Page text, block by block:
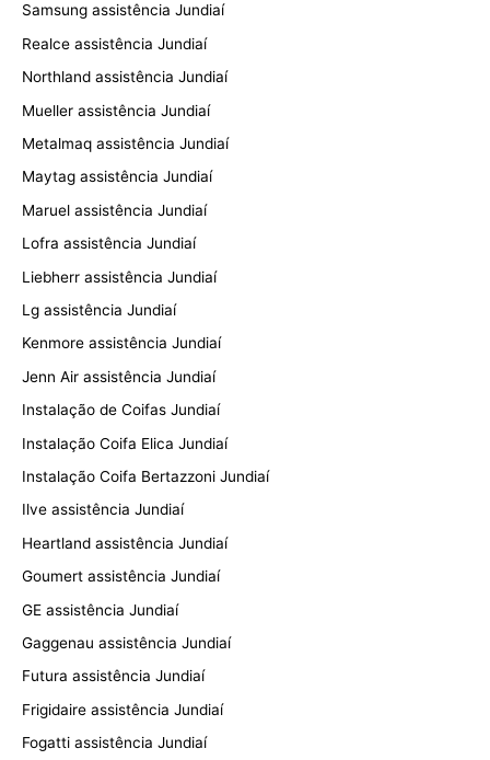
Samsung assistência Jundiaí
Realce assistência Jundiaí
Northland assistência Jundiaí
Mueller assistência Jundiaí
Metalmaq assistência Jundiaí
Maytag assistência Jundiaí
Maruel assistência Jundiaí
Lofra assistência Jundiaí
Liebherr assistência Jundiaí
Lg assistência Jundiaí
Kenmore assistência Jundiaí
Jenn Air assistência Jundiaí
Instalação de Coifas Jundiaí
Instalação Coifa Elica Jundiaí
Instalação Coifa Bertazzoni Jundiaí
Ilve assistência Jundiaí
Heartland assistência Jundiaí
Goumert assistência Jundiaí
GE assistência Jundiaí
Gaggenau assistência Jundiaí
Futura assistência Jundiaí
Frigidaire assistência Jundiaí
Fogatti assistência Jundiaí